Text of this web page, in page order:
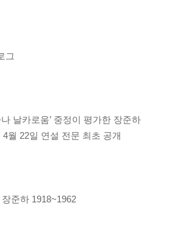
그
나 날카로움’ 중정이 평가한 장준하
4월 22일 연설 전문 최초 공개
준하 1918~1962